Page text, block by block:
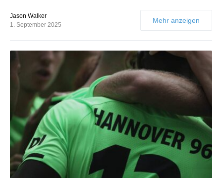
Jason Walker
1. September 2025
Mehr anzeigen